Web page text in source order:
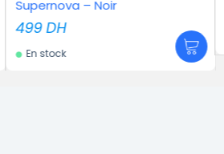
1 999DH